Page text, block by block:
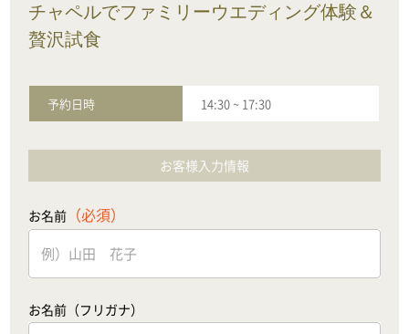
チャペルでファミリーウエディング体験＆
贅沢試食
予約日時 14:30~ 17:30
お客様入力情報
お名前 （必須）
お名前（フリガナ）